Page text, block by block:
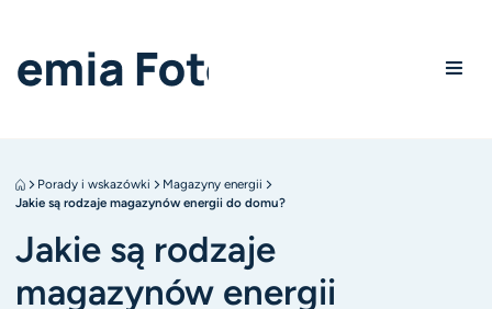
Porady i wskazówki
Magazyny energii
Jakie są rodzaje magazynów energii do domu?
Jakie są rodzaje
magazynów energii